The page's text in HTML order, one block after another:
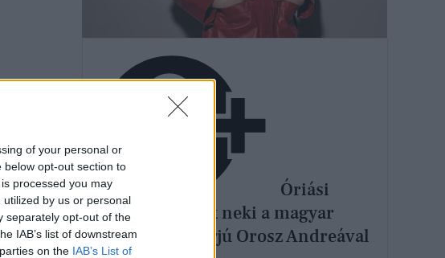
of your personal or
opt-out section to
processed you may
by us or personal
separately opt-out of the
IAB’s list of downstream
on the IAB’s List of
Óriási
hálával tartozik neki a magyar
divatipar: interjú Orosz Andreával